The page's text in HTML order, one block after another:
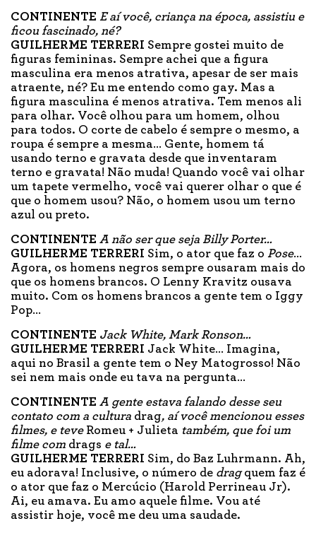
CONTINENTE E aí você, criança na época, assistiu e
ficou fascinado, né?
GUILHERME TERRERI Sempre gostei muito de
figuras femininas. Sempre achei que a figura
masculina era menos atrativa, apesar de ser mais
atraente, né? Eu me entendo como gay. Mas a
figura masculina é menos atrativa. Tem menos ali
para olhar. Você olhou para um homem, olhou
para todos. O corte de cabelo é sempre o mesmo, a
roupa é sempre a mesma… Gente, homem tá
usando terno e gravata desde que inventaram
terno e gravata! Não muda! Quando você vai olhar
um tapete vermelho, você vai querer olhar o que é
que o homem usou? Não, o homem usou um terno
azul ou preto.
CONTINENTE A não ser que seja Billy Porter…
GUILHERME TERRERI Sim, o ator que faz o Pose…
Agora, os homens negros sempre ousaram mais do
que os homens brancos. O Lenny Kravitz ousava
muito. Com os homens brancos a gente tem o Iggy
Pop…
CONTINENTE Jack White, Mark Ronson…
GUILHERME TERRERI Jack White… Imagina,
aqui no Brasil a gente tem o Ney Matogrosso! Não
sei nem mais onde eu tava na pergunta…
CONTINENTE A gente estava falando desse seu
contato com a cultura drag, aí você mencionou esses
filmes, e teve Romeu + Julieta também, que foi um
filme com drags e tal…
GUILHERME TERRERI Sim, do Baz Luhrmann. Ah,
eu adorava! Inclusive, o número de dragquem faz é
o ator que faz o Mercúcio (Harold Perrineau Jr).
Ai, eu amava. Eu amo aquele filme. Vou até
assistir hoje, você me deu uma saudade.